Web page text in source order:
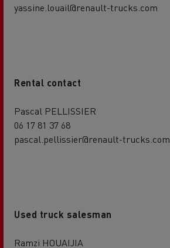
yassine.louail@renault-trucks.com
Rental contact
Pascal PELLISSIER
06 17 81 37 68
pascal.pellissier@renault-trucks.com
Used truck salesman
Ramzi HOUAIJIA